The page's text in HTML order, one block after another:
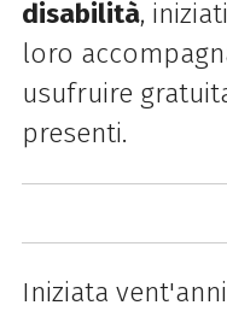
disabilità,
loro
usufruire
presenti.
Iniziata